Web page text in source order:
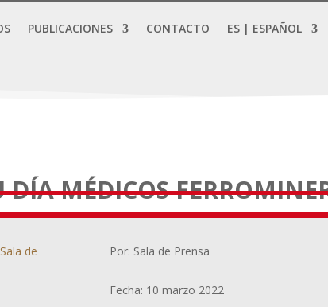
PUBLICACIONES CONTACTO ES | ESPAÑOL
DÍA MÉDICOS
Sala de
Por: Sala de Prensa
Fecha: 10 marzo 2022